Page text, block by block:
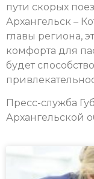
пути скорых
Архангельск –
главы региона,
комфорта для
будет
Пресс-служба
Архангельской